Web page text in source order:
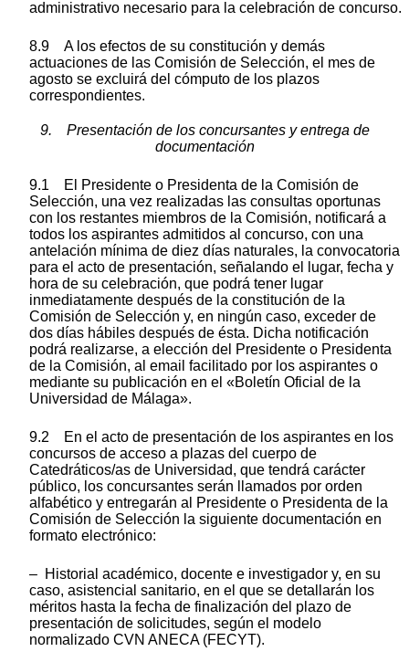
administrativo necesario para la celebración de concurso.
8.9 A los efectos de su constitución y demás
actuaciones de las Comisión de Selección, el mes de
agosto se excluirá del cómputo de los plazos
correspondientes.
9. Presentación de los concursantes y entrega de
documentación
9.1 El Presidente o Presidenta de la Comisión de
Selección, una vez realizadas las consultas oportunas
con los restantes miembros de la Comisión, notificará a
todos los aspirantes admitidos al concurso, con una
antelación mínima de diez días naturales, la convocatoria
para el acto de presentación, señalando el lugar, fecha y
hora de su celebración, que podrá tener lugar
inmediatamente después de la constitución de la
Comisión de Selección y, en ningún caso, exceder de
dos días hábiles después de ésta. Dicha notificación
podrá realizarse, a elección del Presidente o Presidenta
de la Comisión, al email facilitado por los aspirantes o
mediante su publicación en el «Boletín Oficial de la
Universidad de Málaga».
9.2 En el acto de presentación de los aspirantes en los
concursos de acceso a plazas del cuerpo de
Catedráticos/as de Universidad, que tendrá carácter
público, los concursantes serán llamados por orden
alfabético y entregarán al Presidente o Presidenta de la
Comisión de Selección la siguiente documentación en
formato electrónico:
– Historial académico, docente e investigador y, en su
caso, asistencial sanitario, en el que se detallarán los
méritos hasta la fecha de finalización del plazo de
presentación de solicitudes, según el modelo
normalizado CVN ANECA (FECYT).